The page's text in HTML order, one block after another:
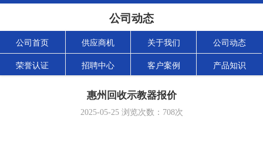
公司动态
公司首页 供应商机 关于我们 公司动态
荣誉认证 招聘中心 客户案例 产品知识
惠州回收示教器报价
2025-05-25浏览次数： 708次